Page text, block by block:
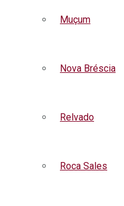
Muçum
Nova Bréscia
Relvado
Roca Sales